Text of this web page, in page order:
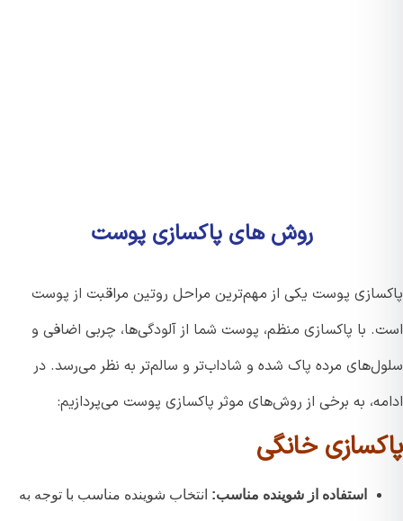
روش های پاکسازی پوست
پوست یکی از مهم‌ترین مراحل روتین مراقبت از پوست
با پاکسازی منظم، پوست شما از آلودگی‌ها، چربی اضافی و
مرده پاک شده و شاداب‌تر و سالم‌تر به نظر می‌رسد. در
به برخی از روش‌های موثر پاکسازی پوست می‌پردازیم:
خانگی
استفاده از شوینده مناسب:انتخاب شوینده مناسب با توجه به